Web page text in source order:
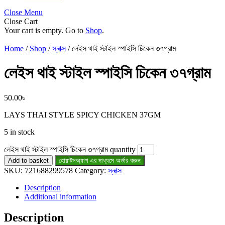
Close Menu
Close Cart
Your cart is empty. Go to Shop.
Home / Shop /স্নাক্স/ লেইস থাই স্টাইল স্পাইসি চিকেন ৩৭গ্রাম
লেইস থাই স্টাইল স্পাইসি চিকেন ৩৭গ্রাম
50.00৳
LAYS THAI STYLE SPICY CHICKEN 37GM
5 in stock
লেইস থাই স্টাইল স্পাইসি চিকেন ৩৭গ্রাম quantity
Add to basket হোয়াটসঅ্যাপ এর মাধ্যমে অর্ডার করুন
SKU: 721688299578 Category:স্নাক্স
Description
Additional information
Description